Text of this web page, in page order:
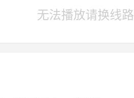
无法播放请换线路